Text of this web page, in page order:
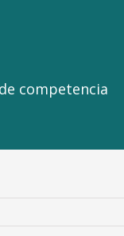
competencia